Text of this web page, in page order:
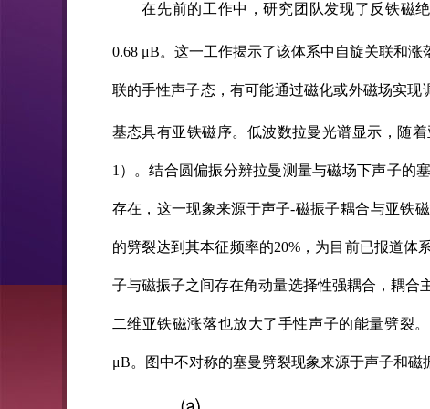
在先前的工作中，研究团队发现了反铁磁
0.68 μB。这一工作揭示了该体系中自旋关联和
联的手性声子态，有可能通过磁化或外磁场实
基态具有亚铁磁序。低波数拉曼光谱显示，随
1）。结合圆偏振分辨拉曼测量与磁场下声子的
存在，这一现象来源于声子-磁振子耦合与亚铁
的劈裂达到其本征频率的20%，为目前已报道
子与磁振子之间存在角动量选择性强耦合，耦
二维亚铁磁涨落也放大了手性声子的能量劈裂
μB。图中不对称的塞曼劈裂现象来源于声子和磁